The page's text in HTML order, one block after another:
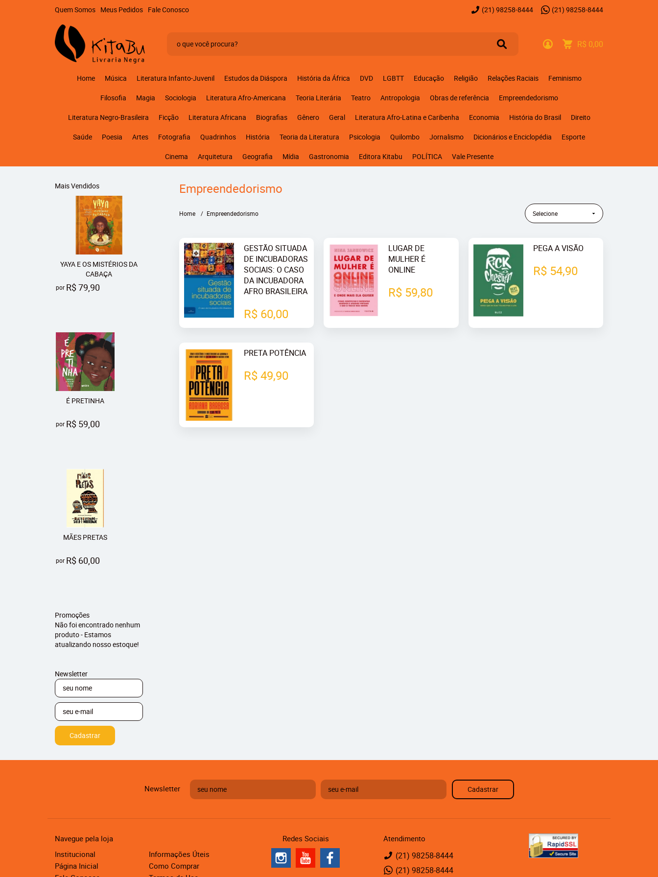
Quem Somos Meus Pedidos Fale Conosco (21) 98258-8444 (21) 98258-8444
R$ 0,00
Home Música Literatura Infanto-Juvenil Estudos da Diáspora História da África DVD LGBTT Educação Religião Relações Raciais Feminismo
Filosofia Magia Sociologia Literatura Afro-Americana Teoria Literária Teatro Antropologia Obras de referência Empreendedorismo
Literatura Negro-Brasileira Ficção Literatura Africana Biografias Gênero Geral Literatura Afro-Latina e Caribenha Economia História do Brasil Direito
Saúde Poesia Artes Fotografia Quadrinhos História Teoria da Literatura Psicologia Quilombo Jornalismo Dicionários e Enciclopédia Esporte
Cinema Arquitetura Geografia Mídia Gastronomia Editora Kitabu POLÍTICA Vale Presente
Mais Vendidos
YAYA E OS MISTÉRIOS DA
CABAÇA
por R$ 79,90
É PRETINHA
por R$ 59,00
MÃES PRETAS
por R$ 60,00
Promoções
Não foi encontrado nenhum
produto - Estamos
atualizando nosso estoque!
Newsletter
Cadastrar
Empreendedorismo
Home Empreendedorismo Selecione
GESTÃO SITUADA
DE INCUBADORAS
SOCIAIS: O CASO
DA INCUBADORA
AFRO BRASILEIRA
R$ 60,00
LUGAR DE
MULHER É
ONLINE
R$ 59,80
PEGA A VISÃO
R$ 54,90
PRETA POTÊNCIA
R$ 49,90
Newsletter Cadastrar
Navegue pela loja
Institucional
Página Inicial
Informações Úteis
Como Comprar
Redes Sociais Atendimento
(21) 98258-8444
(21) 98258-8444